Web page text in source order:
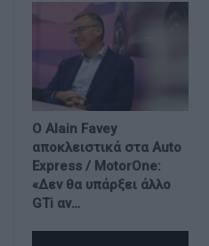
Ο Alain Favey
αποκλειστικά στα Auto
Express / MotorOne:
«Δεν θα υπάρξει άλλο
GTi αν…